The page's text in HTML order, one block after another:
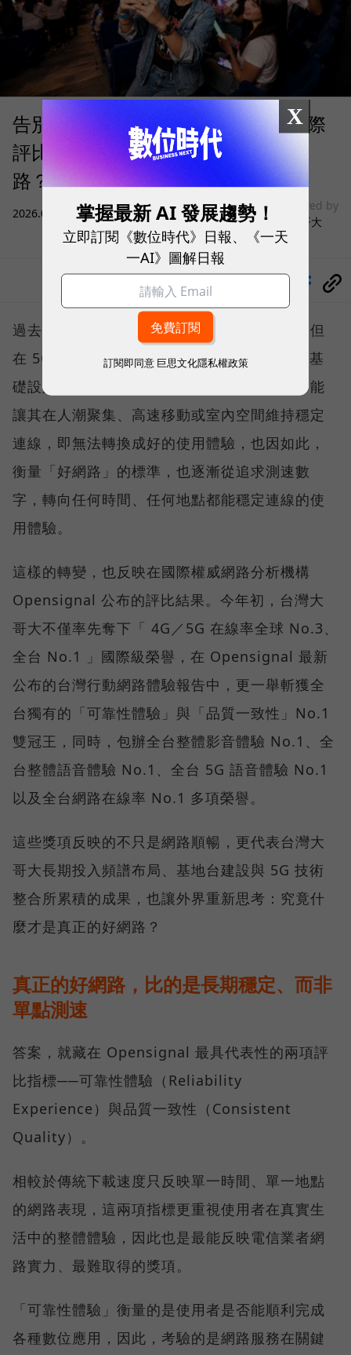
告別「極速迷思」！Opensignal 國際
評比揭密：什麼才是 5G 時代的好網
路？
2026.08.03 3C生活
sponsored by
台灣大哥大
過去，下載速度是評價電信服務的重要指標，但
在 5G 成為工作、娛樂、生活不可或缺的數位基
礎設施後，消費者發現，再快的網速，如果不能
讓其在人潮聚集、高速移動或室內空間維持穩定
連線，即無法轉換成好的使用體驗，也因如此，
衡量「好網路」的標準，也逐漸從追求測速數
字，轉向任何時間、任何地點都能穩定連線的使
用體驗。
這樣的轉變，也反映在國際權威網路分析機構
Opensignal 公布的評比結果。今年初，台灣大
哥大不僅率先奪下「 4G／5G 在線率全球 No.3、
全台 No.1 」國際級榮譽，在 Opensignal 最新
公布的台灣行動網路體驗報告中，更一舉斬獲全
台獨有的「可靠性體驗」與「品質一致性」No.1
雙冠王，同時，包辦全台整體影音體驗 No.1、全
台整體語音體驗 No.1、全台 5G 語音體驗 No.1
以及全台網路在線率 No.1 多項榮譽。
這些獎項反映的不只是網路順暢，更代表台灣大
哥大長期投入頻譜布局、基地台建設與 5G 技術
整合所累積的成果，也讓外界重新思考：究竟什
麼才是真正的好網路？
真正的好網路，比的是長期穩定、而非
單點測速
答案，就藏在 Opensignal 最具代表性的兩項評
比指標──可靠性體驗（Reliability
Experience）與品質一致性（Consistent
Quality）。
相較於傳統下載速度只反映單一時間、單一地點
的網路表現，這兩項指標更重視使用者在真實生
活中的整體體驗，因此也是最能反映電信業者網
路實力、最難取得的獎項。
「可靠性體驗」衡量的是使用者是否能順利完成
各種數位應用，因此，考驗的是網路服務在關鍵
X
掌握最新 AI 發展趨勢！
立即訂閱《數位時代》日報、《一天
一AI》圖解日報
訂閱即同意 巨思文化隱私權政策